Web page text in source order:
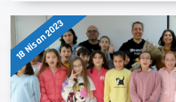
18 Nisan 2023